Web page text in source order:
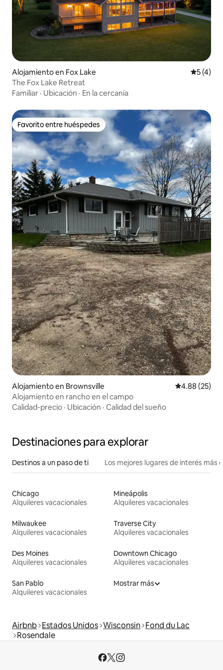
Alojamiento en Fox Lake
5 (4)
The Fox Lake Retreat
Familiar · Ubicación · En la cercanía
Favorito entre huéspedes
Favorito entre huéspedes
Alojamiento en Brownsville Calificación
4.88 (25)
Alojamiento en rancho en el campo
Calidad-precio · Ubicación · Calidad del sueño
Destinaciones para explorar
Destinos a un paso de ti Los mejores lugares de interés más
Chicago
Alquileres vacacionales
Mineápolis
Alquileres vacacionales
Milwaukee
Alquileres vacacionales
Traverse City
Alquileres vacacionales
Des Moines
Alquileres vacacionales
Downtown Chicago
Alquileres vacacionales
San Pablo
Alquileres vacacionales
Mostrar más
Airbnb Estados Unidos Wisconsin Fond du Lac
Rosendale